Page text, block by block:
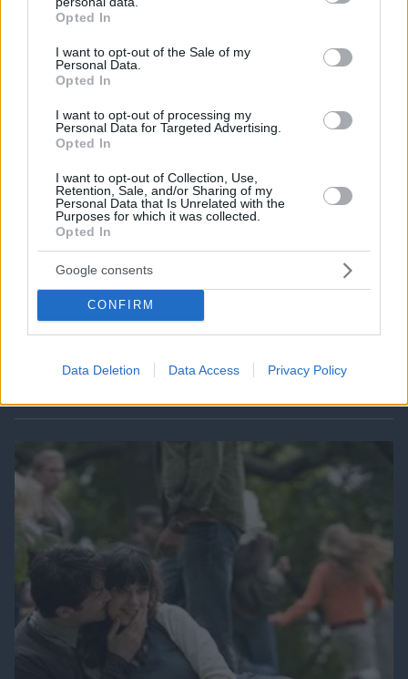
grant or deny consent to Google and its third-party tags to
use your data for below specified purposes in below Google
consent section.
Opted In
I want to opt-out of the Sale of my
Personal Data.
Opted In
I want to opt-out of processing my
Personal Data for Targeted Advertising.
Opted In
I want to opt-out of Collection, Use,
Retention, Sale, and/or Sharing of my
Personal Data that Is Unrelated with the
Purposes for which it was collected.
Opted In
Google consents
CONFIRM
Data Deletion Data Access Privacy Policy
Στο σφυρί η άγνωστη συλλογή πανάκριβων